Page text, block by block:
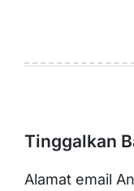
Tinggalkan
Alamat email